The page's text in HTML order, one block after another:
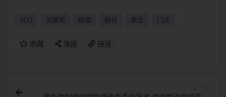
SEO 关键词 搜索 粉丝 美业 门店
收藏 海报 链接